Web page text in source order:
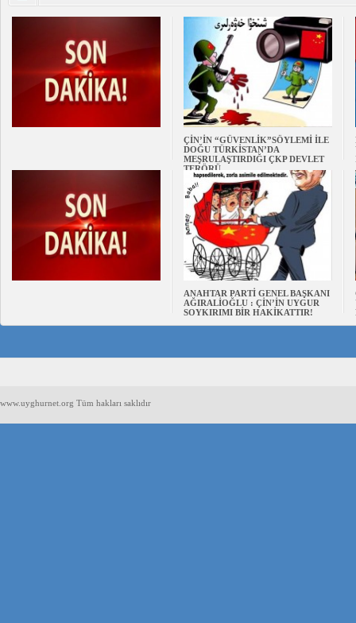
ÇİN’İN “GÜVENLİK”SÖYLEMİ İLE
DOĞU TÜRKİSTAN’DA
MEŞRULAŞTIRDIĞI ÇKP DEVLET
TERÖRÜ
ANAHTAR PARTİ GENEL BAŞKANI
AĞIRALİOĞLU : ÇİN’İN UYGUR
SOYKIRIMI BİR HAKİKATTIR!
www.uyghurnet.org Tüm hakları saklıdır